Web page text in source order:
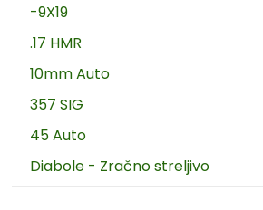
-9X19
.17 HMR
10mm Auto
357 SIG
45 Auto
Diabole - Zračno streljivo